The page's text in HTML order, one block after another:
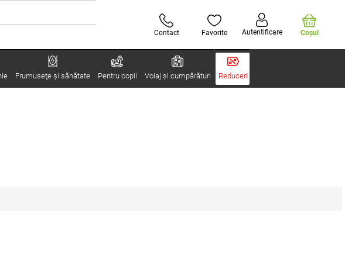
Contact Favorite Autentificare Coşul
Frumuseţe şi sănătate Pentru copii Voiaj și cumpărături Reduceri